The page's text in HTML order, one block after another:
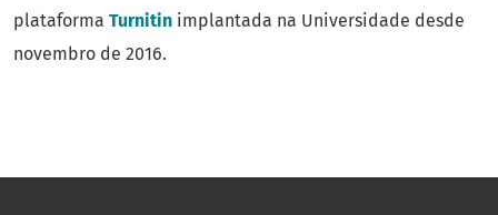
plataforma Turnitin implantada na Universidade desde
novembro de 2016.